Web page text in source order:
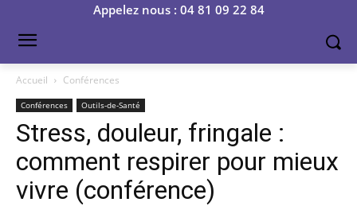
Appelez nous : 04 81 09 22 84
Accueil Conférences
Conférences Outils-de-Santé
Stress, douleur, fringale :
comment respirer pour mieux
vivre (conférence)